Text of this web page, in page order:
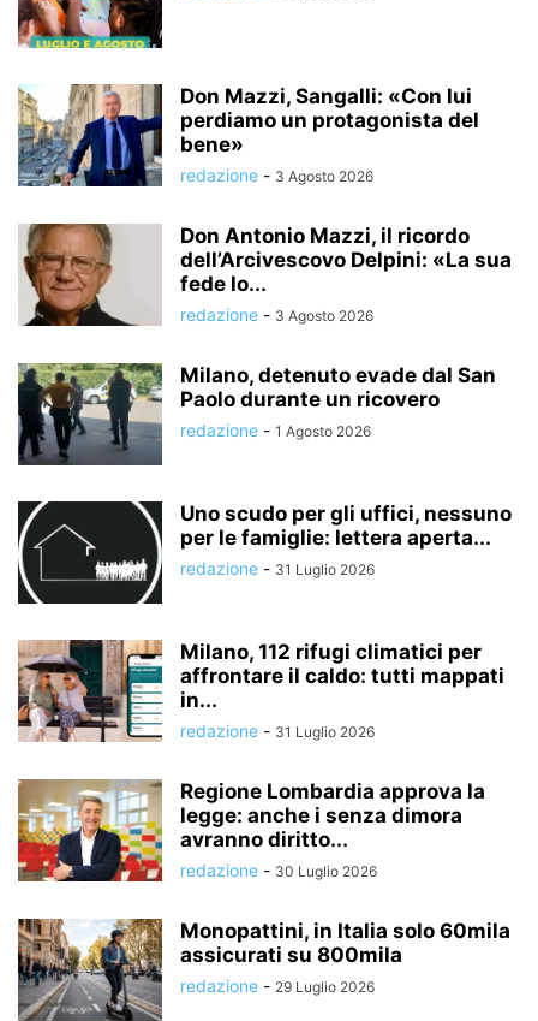
Don Mazzi, Sangalli: «Con lui
perdiamo un protagonista del
bene»
redazione - 3 Agosto 2026
Don Antonio Mazzi, il ricordo
dell’Arcivescovo Delpini: «La sua
fede lo...
redazione - 3 Agosto 2026
Milano, detenuto evade dal San
Paolo durante un ricovero
redazione - 1 Agosto 2026
Uno scudo per gli uffici, nessuno
per le famiglie: lettera aperta...
redazione - 31 Luglio 2026
Milano, 112 rifugi climatici per
affrontare il caldo: tutti mappati
in...
redazione - 31 Luglio 2026
Regione Lombardia approva la
legge: anche i senza dimora
avranno diritto...
redazione - 30 Luglio 2026
Monopattini, in Italia solo 60mila
assicurati su 800mila
redazione - 29 Luglio 2026